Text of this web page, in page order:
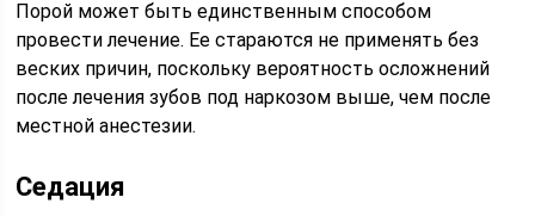
Порой может быть единственным способом
провести лечение. Ее стараются не применять без
веских причин, поскольку вероятность осложнений
после лечения зубов под наркозом выше, чем после
местной анестезии.
Седация